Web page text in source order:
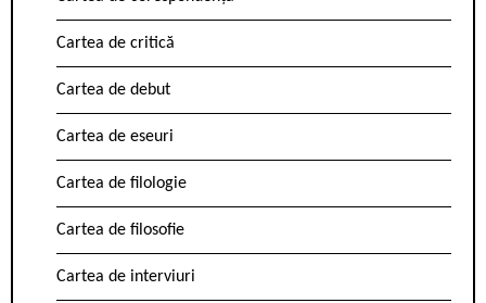
Cartea de critică
Cartea de debut
Cartea de eseuri
Cartea de filologie
Cartea de filosofie
Cartea de interviuri